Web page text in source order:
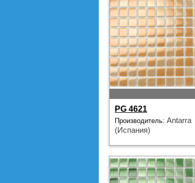
PG 4621
Производитель: Antarra
(Испания)